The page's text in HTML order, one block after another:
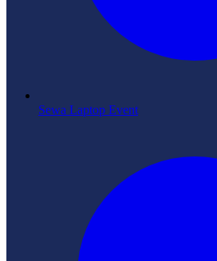
Sewa Laptop Event